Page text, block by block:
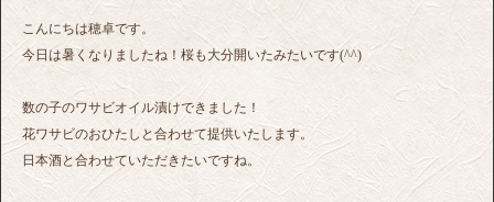
こんにちは穂卓です。
今日は暑くなりましたね！桜も大分開いたみたいです(^^)
数の子のワサビオイル漬けできました！
花ワサビのおひたしと合わせて提供いたします。
日本酒と合わせていただきたいですね。